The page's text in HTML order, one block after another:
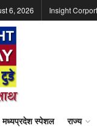
6, 2026 Insight
मध्यप्रदेश स्पेशल राज्य